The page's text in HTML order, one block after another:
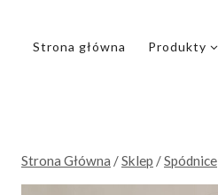
Strona główna Produkty
Strona Główna /Sklep /Spódnice